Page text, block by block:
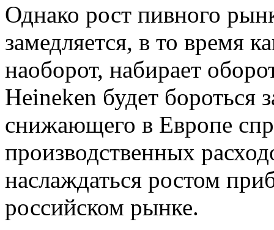
Однако рост пивного
замедляется, в то время
наоборот, набирает
Heineken будет бороться
снижающего в Европе
производственных
наслаждаться ростом
российском рынке.